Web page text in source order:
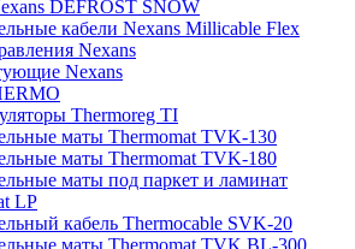
DEFROST SNOW
кабели Nexans Millicable Flex
Nexans
Nexans
Thermoreg TI
маты Thermomat TVK-130
маты Thermomat TVK-180
маты под паркет и ламинат
LP
кабель Thermocable SVK-20
маты Thermomat TVK BL-300